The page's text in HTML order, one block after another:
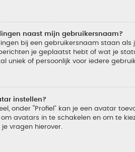
naast mijn gebruikersnaam?
bij een gebruikersnaam staan
je geplaatst hebt of wat je
uniek of persoonlijk voor iedere
instellen?
onder “Profiel” kan je een avatar
avatars in te schakelen en om te
vragen hierover.